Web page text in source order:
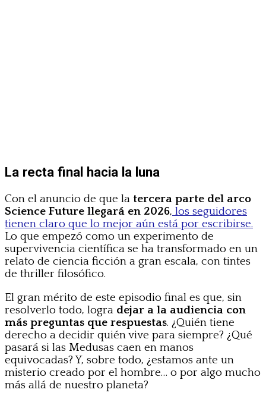
La recta final hacia la luna
Con el anuncio de que la tercera parte del arco
Science Future llegará en 2026, los seguidores
tienen claro que lo mejor aún está por escribirse.
Lo que empezó como un experimento de
supervivencia científica se ha transformado en un
relato de ciencia ficción a gran escala, con tintes
de thriller filosófico.
El gran mérito de este episodio final es que, sin
resolverlo todo, logra dejar a la audiencia con
más preguntas que respuestas. ¿Quién tiene
derecho a decidir quién vive para siempre? ¿Qué
pasará si las Medusas caen en manos
equivocadas? Y, sobre todo, ¿estamos ante un
misterio creado por el hombre… o por algo mucho
más allá de nuestro planeta?